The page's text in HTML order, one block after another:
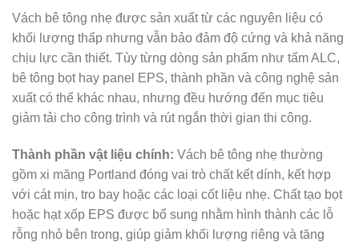
Vách bê tông nhẹ được sản xuất từ các nguyên liệu có
khối lượng thấp nhưng vẫn bảo đảm độ cứng và khả năng
chịu lực cần thiết. Tùy từng dòng sản phẩm như tấm ALC,
bê tông bọt hay panel EPS, thành phần và công nghệ sản
xuất có thể khác nhau, nhưng đều hướng đến mục tiêu
giảm tải cho công trình và rút ngắn thời gian thi công.
Thành phần vật liệu chính: Vách bê tông nhẹ thường
gồm xi măng Portland đóng vai trò chất kết dính, kết hợp
với cát mịn, tro bay hoặc các loại cốt liệu nhẹ. Chất tạo bọt
hoặc hạt xốp EPS được bổ sung nhằm hình thành các lỗ
rỗng nhỏ bên trong, giúp giảm khối lượng riêng và tăng